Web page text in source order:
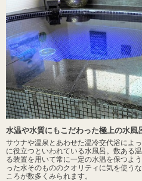
水温や水質にもこだわった極上の水風
サウナや温泉とあわせた温冷交代浴によ
に役立つといわれている水風呂。数ある
る装置を用いて常に一定の水温を保つよ
った水そのもののクオリティに気を使う
ころが数多くみられます。